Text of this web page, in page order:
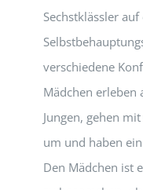
Sechstklässler
verschiedene
Mädchen erleben
Jungen, gehen
um und haben
Den Mädchen ist